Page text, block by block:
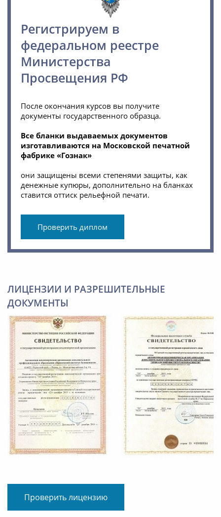
Регистрируем в
федеральном реестре
Министерства
Просвещения РФ
После окончания курсов вы получите
документы государственного образца.
Все бланки выдаваемых документов
изготавливаются на Московской печатной
фабрике «Гознак»
они защищены всеми степенями защиты, как
денежные купюры, дополнительно на бланках
ставится оттиск рельефной печати.
Проверить диплом
ЛИЦЕНЗИИ И РАЗРЕШИТЕЛЬНЫЕ
ДОКУМЕНТЫ
Проверить лицензию